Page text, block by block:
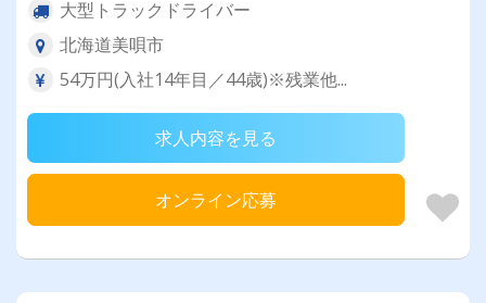
大型トラックドライバー
北海道美唄市
54万円(入社14年目／44歳)※残業他...
求人内容を見る
オンライン応募